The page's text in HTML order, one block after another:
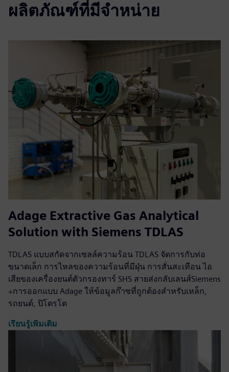
ผลิตภัณฑ์ที่มีจำหน่าย
Adage Extractive Gas Analytical
Solution with Siemens TDLAS
TDLAS แบบสกัดจากเซลล์ความร้อน TDLAS จัดการกับท่อ
ขนาดเล็ก การไหลของความร้อนที่มีฝุ่น การสั่นสะเทือน ไอ
เสียของเครื่องยนต์ตัวกรองทาร์ SHS สายส่งกลับเลนส์Siemens
+การออกแบบ Adage ให้ข้อมูลก๊าซที่ถูกต้องสำหรับเหล็ก,
รถยนต์, ปิโตรโต
เรียนรู้เพิ่มเติม